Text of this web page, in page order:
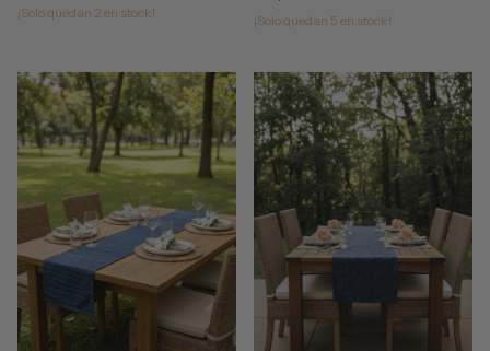
¡Solo quedan 2 en stock! ¡Solo quedan 5 en stock!